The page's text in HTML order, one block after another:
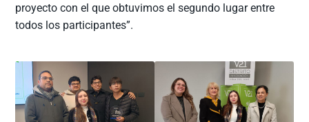
proyecto con el que obtuvimos el segundo lugar entre
todos los participantes”.